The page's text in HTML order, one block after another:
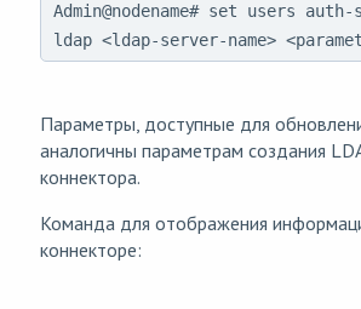
Admin@nodename# set users
ldap <ldap-server-name>
Параметры, доступные для
аналогичны параметрам создания
коннектора.
Команда для отображения
коннекторе: